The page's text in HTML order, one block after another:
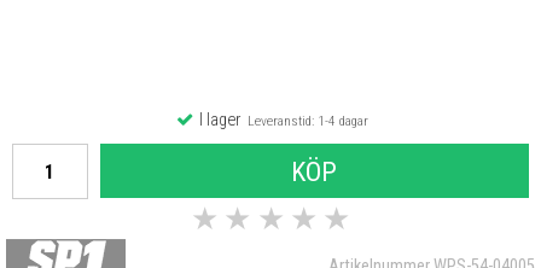
I lagerLeveranstid: 1-4 dagar
KÖP
★ ★ ★ ★ ★